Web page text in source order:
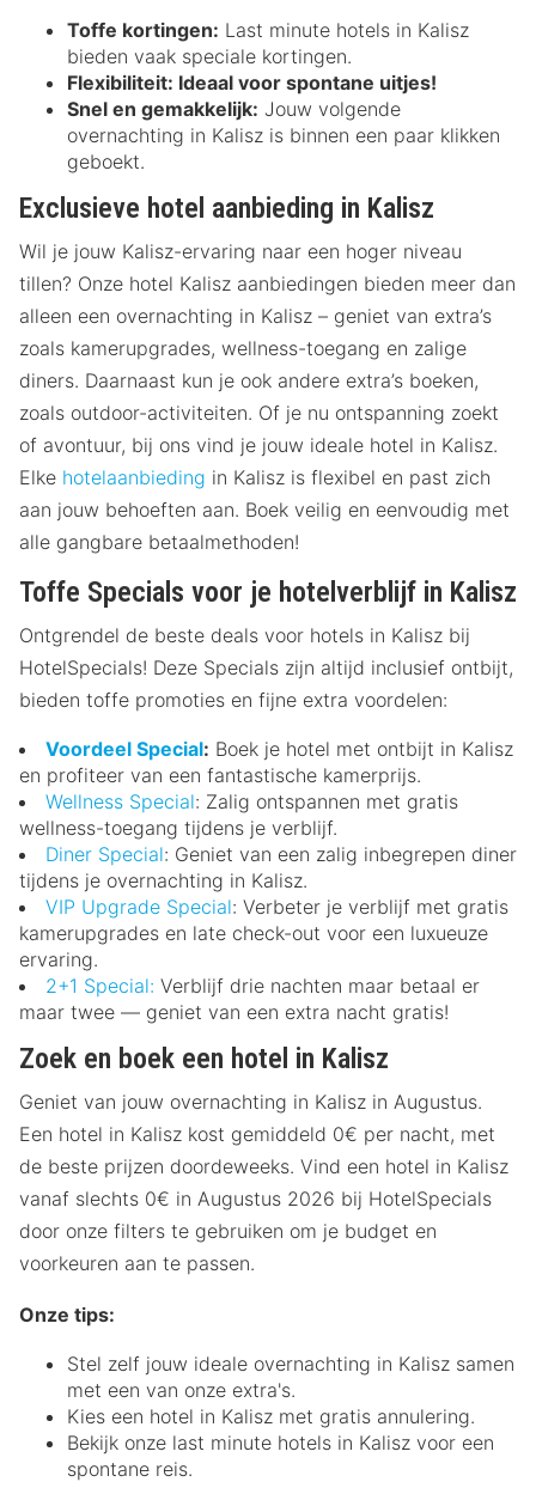
Toffe kortingen: Last minute hotels in Kalisz
bieden vaak speciale kortingen.
Flexibiliteit: Ideaal voor spontane uitjes!
Snel en gemakkelijk: Jouw volgende
overnachting in Kalisz is binnen een paar klikken
geboekt.
Exclusieve hotel aanbieding in Kalisz
Wil je jouw Kalisz-ervaring naar een hoger niveau
tillen? Onze hotel Kalisz aanbiedingen bieden meer dan
alleen een overnachting in Kalisz – geniet van extra’s
zoals kamerupgrades, wellness-toegang en zalige
diners. Daarnaast kun je ook andere extra’s boeken,
zoals outdoor-activiteiten. Of je nu ontspanning zoekt
of avontuur, bij ons vind je jouw ideale hotel in Kalisz.
Elke hotelaanbieding in Kalisz is flexibel en past zich
aan jouw behoeften aan. Boek veilig en eenvoudig met
alle gangbare betaalmethoden!
Toffe Specials voor je hotelverblijf in Kalisz
Ontgrendel de beste deals voor hotels in Kalisz bij
HotelSpecials! Deze Specials zijn altijd inclusief ontbijt,
bieden toffe promoties en fijne extra voordelen:
Voordeel Special: Boek je hotel met ontbijt in Kalisz
en profiteer van een fantastische kamerprijs.
Wellness Special: Zalig ontspannen met gratis
wellness-toegang tijdens je verblijf.
Diner Special: Geniet van een zalig inbegrepen diner
tijdens je overnachting in Kalisz.
VIP Upgrade Special: Verbeter je verblijf met gratis
kamerupgrades en late check-out voor een luxueuze
ervaring.
2+1 Special: Verblijf drie nachten maar betaal er
maar twee — geniet van een extra nacht gratis!
Zoek en boek een hotel in Kalisz
Geniet van jouw overnachting in Kalisz in Augustus.
Een hotel in Kalisz kost gemiddeld 0€ per nacht, met
de beste prijzen doordeweeks. Vind een hotel in Kalisz
vanaf slechts 0€ in Augustus 2026 bij HotelSpecials
door onze filters te gebruiken om je budget en
voorkeuren aan te passen.
Onze tips:
Stel zelf jouw ideale overnachting in Kalisz samen
met een van onze extra's.
Kies een hotel in Kalisz met gratis annulering.
Bekijk onze last minute hotels in Kalisz voor een
spontane reis.